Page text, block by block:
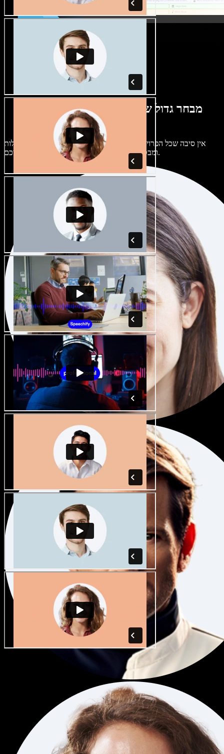
מבחר גדול של קולות נשים וגברים במגוון
מבטאים
אין סיבה שכל הפרויקטים יישמעו אותו דבר. בחרו מתוך מאות קולות
ומבטאים של בינה מלאכותית והתאימו אותם אליכם.